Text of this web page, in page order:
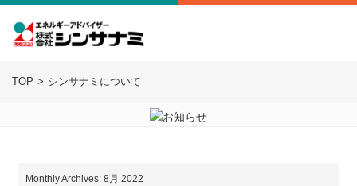
TOP シンサナミについて
Monthly Archives: 8月 2022